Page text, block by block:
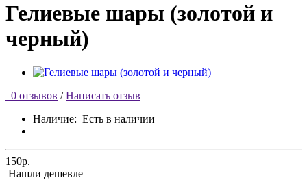
Гелиевые шары (золотой и
черный)
0 отзывов / Написать отзыв
Наличие: Есть в наличии
150р.
Нашли дешевле